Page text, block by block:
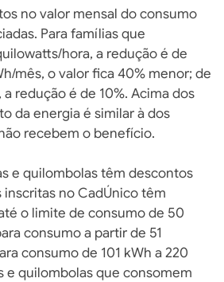
no valor mensal do consumo
Para famílias que
hora, a redução é de
mês, o valor fica 40% menor; de
a redução é de 10%. Acima dos
da energia é similar à dos
recebem o benefício.
e quilombolas têm descontos
inscritas no CadÚnico têm
o limite de consumo de 50
consumo a partir de 51
consumo de 101 kWh a 220
e quilombolas que consomem